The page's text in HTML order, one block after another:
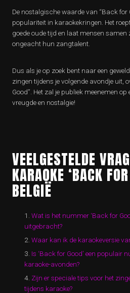
De nostalgische waarde van “Back
populariteit in karaokekringen. Het
goede oude tijd en laat mensen samen
ongeacht hun zangtalent.
Dus als je op zoek bent naar een
zingen tijdens je volgende avondje uit,
Good”. Het zal je publiek meenemen
vreugde en nostalgie!
VEELGESTELDE
KARAOKE ‘BACK
BELGIË
Wat is het nummer ‘Back for
uitgebracht?
Waar kan ik de karaokeversie
Is ‘Back for Good’ een populair
karaoke-avonden?
Zijn er speciale tips voor het
tijdens karaoke?